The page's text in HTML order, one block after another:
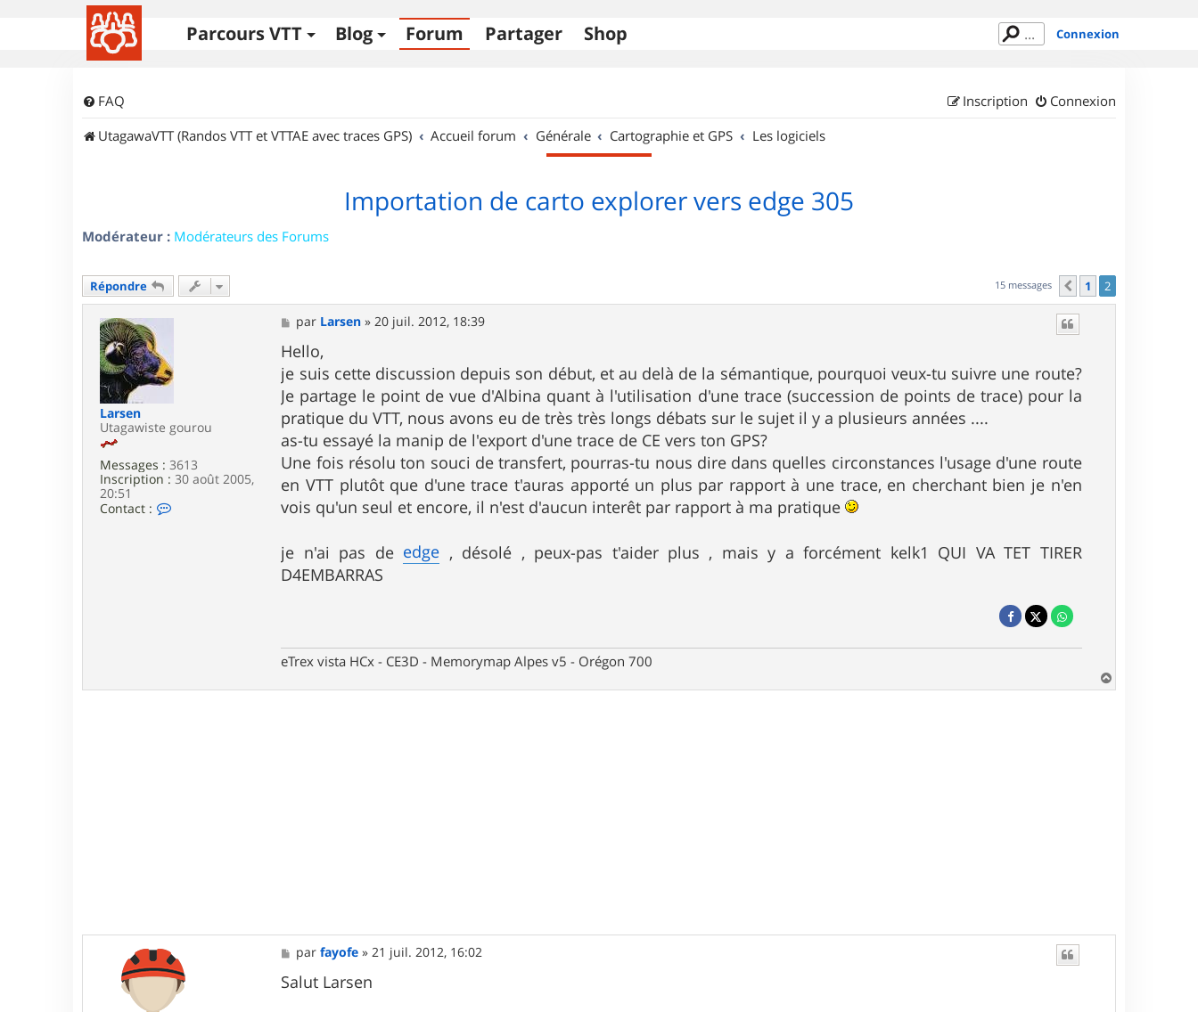
Parcours VTT Blog Forum Partager Shop Connexion
FAQ Connexion
Inscription
UtagawaVTT (Randos VTT et VTTAE avec traces GPS)
Accueil forum Générale Cartographie et GPS Les logiciels
Importation de carto explorer vers edge 305
Modérateur : Modérateurs des Forums
Répondre 15 messages Précédent
1 2
Larsen
Utagawiste gourou
Messages : 3613
Inscription : 30 août 2005,
20:51
Contact :
e
M
e
s
s
a
g
e
par Larsen »20 juil. 2012, 18:39
Hello,
je suis cette discussion depuis son début, et au delà de la sémantique, pourquoi veux-tu suivre une route?
Je partage le point de vue d'Albina quant à l'utilisation d'une trace (succession de points de trace) pour la
pratique du VTT, nous avons eu de très très longs débats sur le sujet il y a plusieurs années ....
as-tu essayé la manip de l'export d'une trace de CE vers ton GPS?
Une fois résolu ton souci de transfert, pourras-tu nous dire dans quelles circonstances l'usage d'une route
en VTT plutôt que d'une trace t'auras apporté un plus par rapport à une trace, en cherchant bien je n'en
vois qu'un seul et encore, il n'est d'aucun interêt par rapport à ma pratique
je n'ai pas de edge , désolé , peux-pas t'aider plus , mais y a forcément kelk1 QUI VA TET TIRER
D4EMBARRAS
eTrex vista HCx - CE3D - Memorymap Alpes v5 - Orégon 700
a
M
e
s
s
parfayofe » 21 juil. 2012, 16:02
Salut Larsen